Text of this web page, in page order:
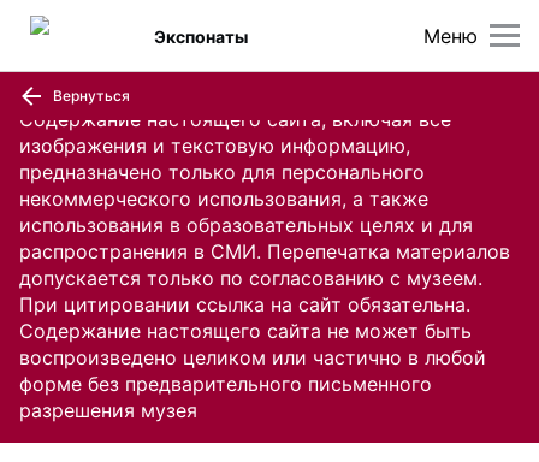
Содержание настоящего сайта, включая все
изображения и текстовую информацию,
предназначено только для персонального
некоммерческого использования, а также
использования в образовательных целях и для
распространения в СМИ. Перепечатка материалов
допускается только по согласованию с музеем.
При цитировании ссылка на сайт обязательна.
Содержание настоящего сайта не может быть
воспроизведено целиком или частично в любой
форме без предварительного письменного
разрешения музея
Меню
Экспонаты
Вернуться